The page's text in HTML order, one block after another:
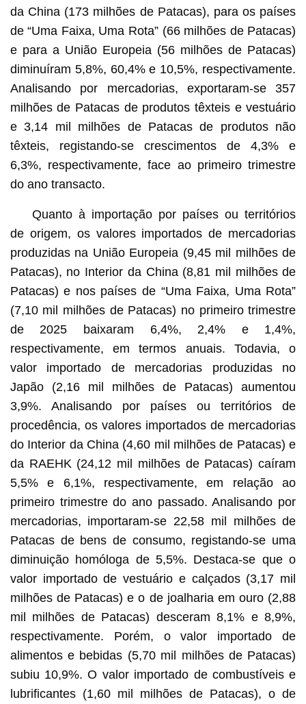
da China (173 milhões de Patacas), para os países
de “Uma Faixa, Uma Rota” (66 milhões de Patacas)
e para a União Europeia (56 milhões de Patacas)
diminuíram 5,8%, 60,4% e 10,5%, respectivamente.
Analisando por mercadorias, exportaram-se 357
milhões de Patacas de produtos têxteis e vestuário
e 3,14 mil milhões de Patacas de produtos não
têxteis, registando-se crescimentos de 4,3% e
6,3%, respectivamente, face ao primeiro trimestre
do ano transacto.
Quanto à importação por países ou territórios
de origem, os valores importados de mercadorias
produzidas na União Europeia (9,45 mil milhões de
Patacas), no Interior da China (8,81 mil milhões de
Patacas) e nos países de “Uma Faixa, Uma Rota”
(7,10 mil milhões de Patacas) no primeiro trimestre
de 2025 baixaram 6,4%, 2,4% e 1,4%,
respectivamente, em termos anuais. Todavia, o
valor importado de mercadorias produzidas no
Japão (2,16 mil milhões de Patacas) aumentou
3,9%. Analisando por países ou territórios de
procedência, os valores importados de mercadorias
do Interior da China (4,60 mil milhões de Patacas) e
da RAEHK (24,12 mil milhões de Patacas) caíram
5,5% e 6,1%, respectivamente, em relação ao
primeiro trimestre do ano passado. Analisando por
mercadorias, importaram-se 22,58 mil milhões de
Patacas de bens de consumo, registando-se uma
diminuição homóloga de 5,5%. Destaca-se que o
valor importado de vestuário e calçados (3,17 mil
milhões de Patacas) e o de joalharia em ouro (2,88
mil milhões de Patacas) desceram 8,1% e 8,9%,
respectivamente. Porém, o valor importado de
alimentos e bebidas (5,70 mil milhões de Patacas)
subiu 10,9%. O valor importado de combustíveis e
lubrificantes (1,60 mil milhões de Patacas), o de